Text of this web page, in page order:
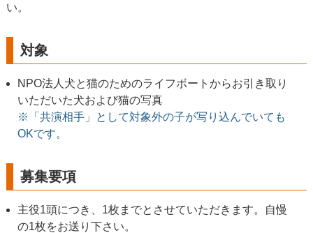
い。
対象
NPO法人犬と猫のためのライフボートからお引き取り
いただいた犬および猫の写真
※「共演相手」として対象外の子が写り込んでいても
OKです。
募集要項
主役1頭につき、1枚までとさせていただきます。自慢
の1枚をお送り下さい。